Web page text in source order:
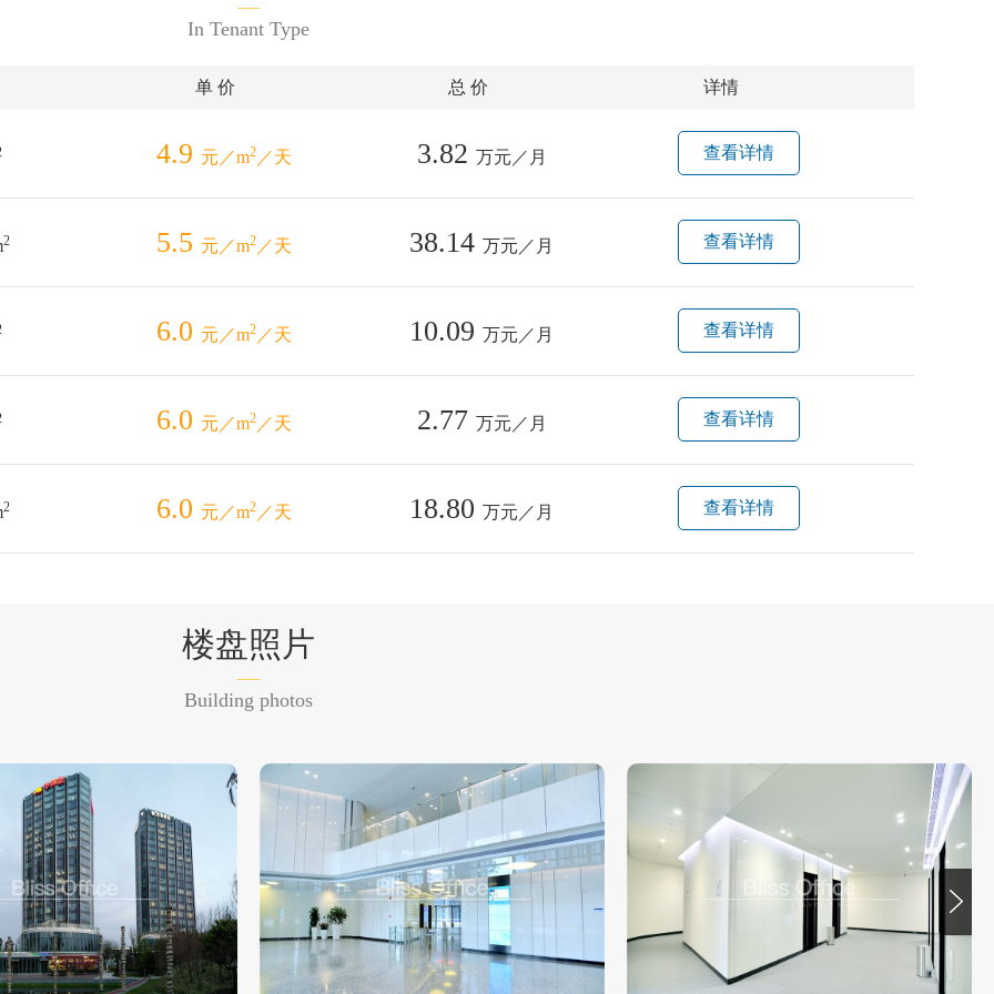
In Tenant Type
单 价 总 价 详情
4.9 元／m2 ／天 3.82 万元／月 查看详情
2 5.5 元／m2 ／天 38.14 万元／月 查看详情
6.0 元／m2 ／天 10.09 万元／月 查看详情
6.0 元／m2 ／天 2.77 万元／月 查看详情
2 6.0 元／m2 ／天 18.80 万元／月 查看详情
楼盘照片
Building photos